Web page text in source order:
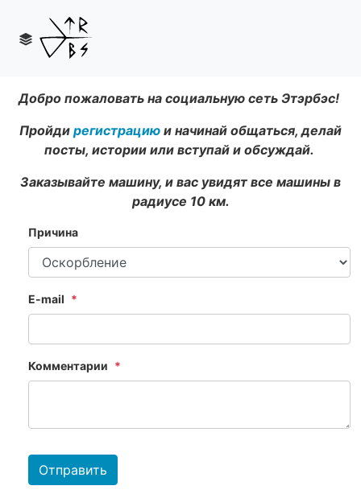
Добро пожаловать на социальную сеть Этэрбэс!
Пройди регистрацию и начинай общаться, делай
посты, истории или вступай и обсуждай.
Заказывайте машину, и вас увидят все машины в
радиусе 10 км.
Причина
E-mail
Комментарии
Отправить